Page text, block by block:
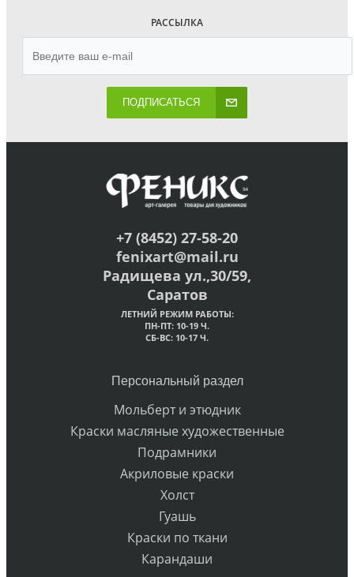
РАССЫЛКА
ПОДПИСАТЬСЯ
+7 (8452) 27-58-20
fenixart@mail.ru
Радищева ул.,30/59,
Саратов
ЛЕТНИЙ РЕЖИМ РАБОТЫ:
ПН-ПТ: 10-19 Ч.
СБ-ВС: 10-17 Ч.
Персональный раздел
Мольберт и этюдник
Краски масляные художественные
Подрамники
Акриловые краски
Холст
Гуашь
Краски по ткани
Карандаши